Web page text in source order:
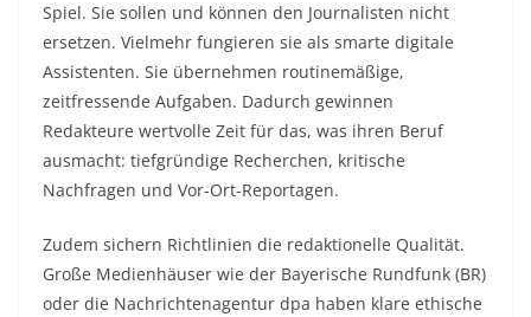
Spiel. Sie sollen und können den Journalisten nicht
ersetzen. Vielmehr fungieren sie als smarte digitale
Assistenten. Sie übernehmen routinemäßige,
zeitfressende Aufgaben. Dadurch gewinnen
Redakteure wertvolle Zeit für das, was ihren Beruf
ausmacht: tiefgründige Recherchen, kritische
Nachfragen und Vor-Ort-Reportagen.
Zudem sichern Richtlinien die redaktionelle Qualität.
Große Medienhäuser wie der Bayerische Rundfunk (BR)
oder die Nachrichtenagentur dpa haben klare ethische